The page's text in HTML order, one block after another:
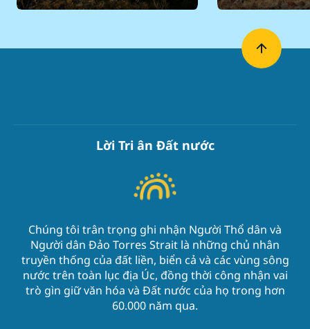
Lời Tri ân Đất nước
Chúng tôi trân trọng ghi nhận Người Thổ dân và
Người dân Đảo Torres Strait là những chủ nhân
truyền thống của đất liền, biển cả và các vùng sông
nước trên toàn lục địa Úc, đồng thời công nhận vai
trò gìn giữ văn hóa và Đất nước của họ trong hơn
60.000 năm qua.